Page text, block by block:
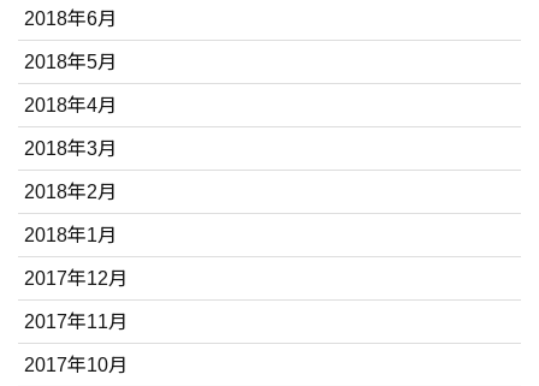
2018年6月
2018年5月
2018年4月
2018年3月
2018年2月
2018年1月
2017年12月
2017年11月
2017年10月